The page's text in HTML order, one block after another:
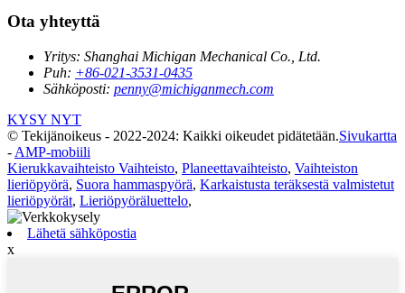
Ota yhteyttä
Yritys: Shanghai Michigan Mechanical Co., Ltd.
Puh: +86-021-3531-0435
Sähköposti: penny@michiganmech.com
KYSY NYT
© Tekijänoikeus - 2022-2024: Kaikki oikeudet pidätetään.Sivukartta
- AMP-mobiili
Kierukkavaihteisto Vaihteisto, Planeettavaihteisto, Vaihteiston
lieriöpyörä, Suora hammaspyörä, Karkaistusta teräksestä valmistetut
lieriöpyörät, Lieriöpyöräluettelo,
Lähetä sähköpostia
x